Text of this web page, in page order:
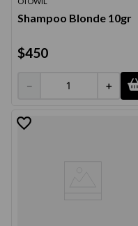
Shampoo Blonde 10gr
$450
＋
－